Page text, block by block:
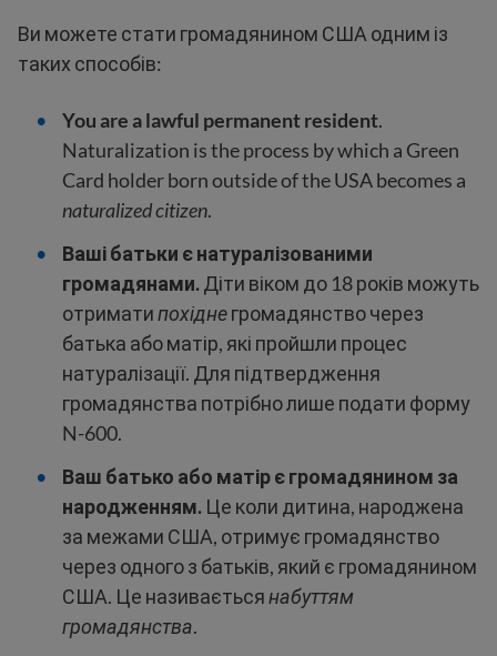
Ви можете стати громадянином США одним із
таких способів:
You are a lawful permanent resident.
Naturalization is the process by which a Green
Card holder born outside of the USA becomes a
naturalized citizen.
Ваші батьки є натуралізованими
громадянами.Діти віком до 18 років можуть
отриматипохіднегромадянство через
батька або матір, які пройшли процес
натуралізації. Для підтвердження
громадянства потрібно лише подати форму
N-600.
Ваш батько або матір є громадянином за
народженням. Це коли дитина, народжена
за межами США, отримує громадянство
через одного з батьків, який є громадянином
США. Це називаєтьсянабуттям
громадянства.